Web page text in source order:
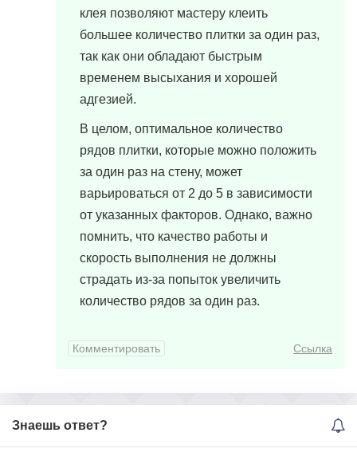
клея позволяют мастеру клеить
большее количество плитки за один раз,
так как они обладают быстрым
временем высыхания и хорошей
адгезией.
В целом, оптимальное количество
рядов плитки, которые можно положить
за один раз на стену, может
варьироваться от 2 до 5 в зависимости
от указанных факторов. Однако, важно
помнить, что качество работы и
скорость выполнения не должны
страдать из-за попыток увеличить
количество рядов за один раз.
Комментировать Ссылка
Знаешь ответ?